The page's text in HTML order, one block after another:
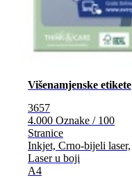
Višenamjenske etikete
3657
4.000 Oznake / 100
Stranice
Inkjet, Crno-bijeli laser,
Laser u boji
A4